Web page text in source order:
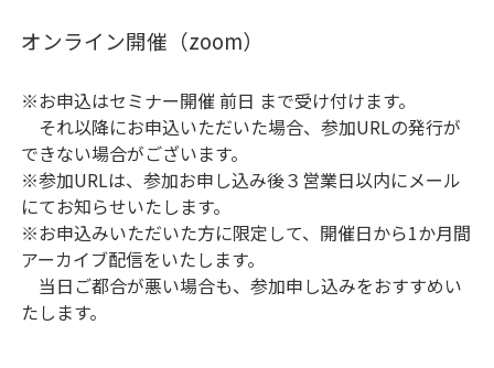
オンライン開催（zoom）
※お申込はセミナー開催 前日 まで受け付けます。
それ以降にお申込いただいた場合、参加URLの発行が
できない場合がございます。
※参加URLは、参加お申し込み後３営業日以内にメール
にてお知らせいたします。
※お申込みいただいた方に限定して、開催日から1か月間
アーカイブ配信をいたします。
当日ご都合が悪い場合も、参加申し込みをおすすめい
たします。